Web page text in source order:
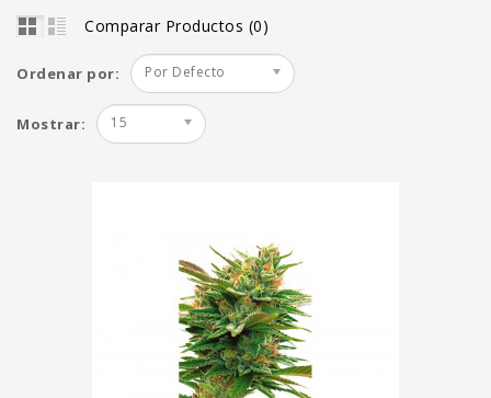
Comparar Productos (0)
Ordenar por: Por Defecto
Mostrar: 15